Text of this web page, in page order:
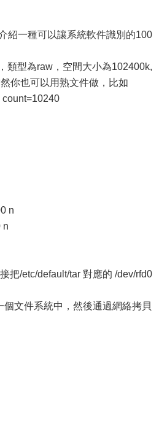
紹一種可以讓系統軟件識別的100
類型為raw，空間大小為102400k,
你也可以用熟文件做，比如
count=10240
n
n
把/etc/default/tar 對應的 /dev/rfd0
文件系統中，然後通過網絡拷貝